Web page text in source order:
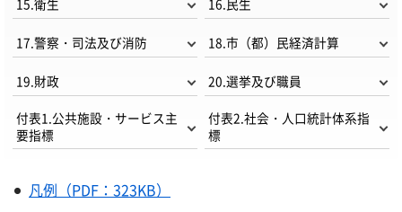
17.警察・司法及び消防 18.市（都）民経済計算
19.財政 20.選挙及び職員
付表1.公共施設・サービス主
要指標
付表2.社会・人口統計体系指
標
凡例（PDF：323KB）